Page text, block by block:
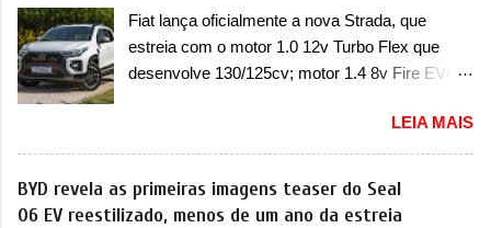
vendas em 1994 foram o Renault R19 que
vinha em 3 versões de carroceria, sendo duas
do hatch e o sedan, a famosa Kia Besta, o Vol...
dois problemas. O primeiro deles será uma
atualização do software do módulo de controle
da bateria (AHCP e HCP). Para alguns veículos
verificação e, se necessário, a substituição do
motor do ventilador HVAC (aquecimento,
ventilação e ar-condicionado). A marca também
confirmou que “foi identificada a possibilidade de
Fiat lança oficialmente a nova Strada, que
estreia com o motor 1.0 12v Turbo Flex que
desenvolve 130/125cv; motor 1.4 8v Fire EVO
oficialmente a nova Strada, que aparece com
mudanças visuais e com uma nova opção de
motor. Depois da picape compacta receber o
câmbio automático CVT no ano passado, a Fiat
LEIA MAIS
BYD revela as primeiras imagens teaser do Seal
06 EV reestilizado, menos de um ano da estreia